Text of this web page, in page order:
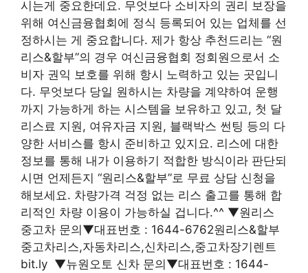
시는게 중요한데요. 무엇보다 소비자의 권리 보장을
위해 여신금융협회에 정식 등록되어 있는 업체를 선
정하시는 게 중요합니다. 제가 항상 추천드리는 “원
리스&할부”의 경우 여신금융협회 정회원으로서 소
비자 권익 보호를 위해 항시 노력하고 있는 곳입니
다. 무엇보다 당일 원하시는 차량을 계약하여 운행
까지 가능하게 하는 시스템을 보유하고 있고, 첫 달
리스료 지원, 여유자금 지원, 블랙박스 썬팅 등의 다
양한 서비스를 항시 준비하고 있지요. 리스에 대한
정보를 통해 내가 이용하기 적합한 방식이라 판단되
시면 언제든지 “원리스&할부”로 무료 상담 신청을
해보세요. 차량가격 걱정 없는 리스 출고를 통해 합
리적인 차량 이용이 가능하실 겁니다.^^ ▼원리스
중고차 문의▼대표번호 : 1644-6762원리스&할부
중고차리스,자동차리스,신차리스,중고차장기렌트
bit.ly ▼뉴원오토 신차 문의▼대표번호 : 1644-